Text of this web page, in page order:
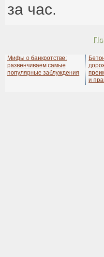
за час.
Мифы о банкротстве:
развенчиваем самые
популярные заблуждения
и